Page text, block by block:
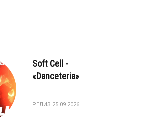
Soft Cell -
«Danceteria»
РЕЛИЗ 25.09.2026